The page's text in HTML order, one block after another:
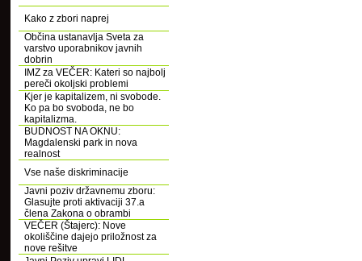
Kako z zbori naprej
Občina ustanavlja Sveta za
varstvo uporabnikov javnih
dobrin
IMZ za VEČER: Kateri so najbolj
pereči okoljski problemi
Kjer je kapitalizem, ni svobode.
Ko pa bo svoboda, ne bo
kapitalizma.
BUDNOST NA OKNU:
Magdalenski park in nova
realnost
Vse naše diskriminacije
Javni poziv državnemu zboru:
Glasujte proti aktivaciji 37.a
člena Zakona o obrambi
VEČER (Štajerc): Nove
okoliščine dajejo priložnost za
nove rešitve